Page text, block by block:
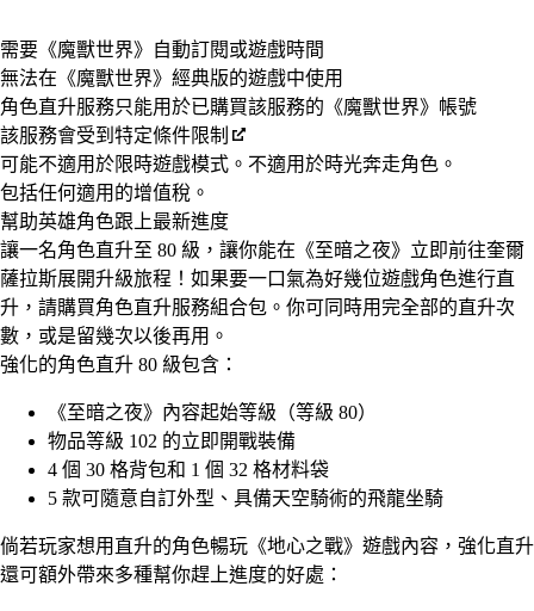
Available actions
需要《魔獸世界》自動訂閱或遊戲時間
無法在《魔獸世界》經典版的遊戲中使用
角色直升服務只能用於已購買該服務的《魔獸世界》帳號
該服務會受到特定條件限制
可能不適用於限時遊戲模式。不適用於時光奔走角色。
包括任何適用的增值稅。
幫助英雄角色跟上最新進度
讓一名角色直升至 80 級，讓你能在《至暗之夜》立即前往奎爾
薩拉斯展開升級旅程！如果要一口氣為好幾位遊戲角色進行直
升，請購買角色直升服務組合包。你可同時用完全部的直升次
數，或是留幾次以後再用。
強化的角色直升 80 級包含：
《至暗之夜》內容起始等級（等級 80）
物品等級 102 的立即開戰裝備
4 個 30 格背包和 1 個 32 格材料袋
5 款可隨意自訂外型、具備天空騎術的飛龍坐騎
倘若玩家想用直升的角色暢玩《地心之戰》遊戲內容，強化直升
還可額外帶來多種幫你趕上進度的好處：